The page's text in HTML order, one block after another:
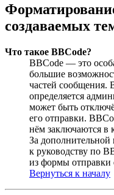
создаваемых
Что такое BBCode?
BBCode — это
большие
частей сообщения.
определяется
может быть
его отправки.
нём заключаются в
За
к руководству по
из формы отправки
Вернуться к началу